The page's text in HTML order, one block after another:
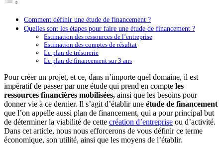
Comment définir une étude de financement ?
Quelles sont les étapes pour faire une étude de financement ?
Estimation des ressources de l’entreprise
Estimation des comptes de résultat
Le plan de trésorerie
Le plan de financement sur 3 ans
Pour créer un projet, et ce, dans n’importe quel domaine, il est
impératif de passer par une étude qui prend en compte les
ressources financières mobilisées, ainsi que les besoins pour
donner vie à ce dernier. Il s’agit d’établir une étude de financement
que l’on appelle aussi plan de financement, qui a pour principal but
de déterminer la viabilité de cette création d’entreprise ou d’activité.
Dans cet article, nous nous efforcerons de vous définir ce terme
économique, son utilité, ainsi que les moyens de l’établir.